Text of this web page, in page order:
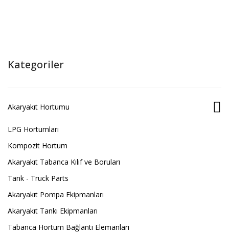
Kategoriler
Akaryakıt Hortumu
LPG Hortumları
Kompozit Hortum
Akaryakıt Tabanca Kılıf ve Boruları
Tank - Truck Parts
Akaryakıt Pompa Ekipmanları
Akaryakıt Tankı Ekipmanları
Tabanca Hortum Bağlantı Elemanları